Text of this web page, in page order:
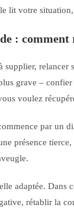
lit votre
: comment
supplier, relancer
grave –
voulez
par un
présence
adaptée. Dans
rétablir la